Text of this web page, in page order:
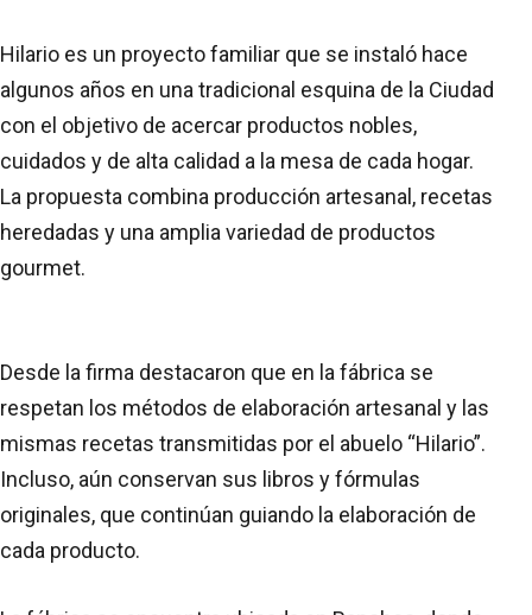
Hilario es un proyecto familiar que se instaló hace
algunos años en una tradicional esquina de la Ciudad
con el objetivo de acercar productos nobles,
cuidados y de alta calidad a la mesa de cada hogar.
La propuesta combina producción artesanal, recetas
heredadas y una amplia variedad de productos
gourmet.
Desde la firma destacaron que en la fábrica se
respetan los métodos de elaboración artesanal y las
mismas recetas transmitidas por el abuelo “Hilario”.
Incluso, aún conservan sus libros y fórmulas
originales, que continúan guiando la elaboración de
cada producto.